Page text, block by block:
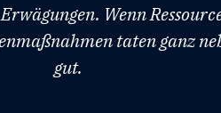
Wenn
taten ganz
gut.